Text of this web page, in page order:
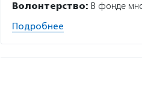
Волонтерство: В фонде
Подробнее